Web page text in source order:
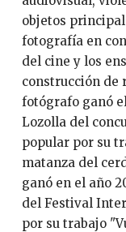
objetos
fotografía en
del cine y los
construcción de
fotógrafo ganó
Lozolla del
popular por su
matanza del
ganó en el año
del Festival
por su trabajo